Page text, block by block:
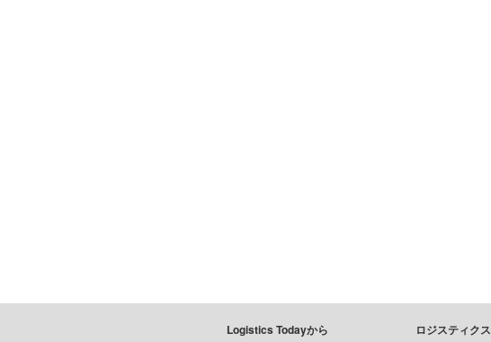
Logistics Todayから ロジスティクス